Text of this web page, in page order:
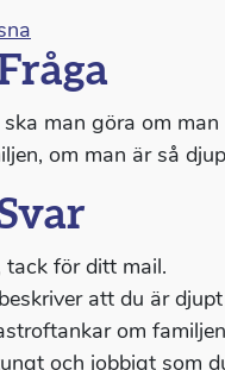
man göra om
om man är så
tack för ditt mail.
att du är
om
och jobbigt som